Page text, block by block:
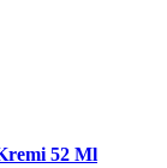
52 Ml